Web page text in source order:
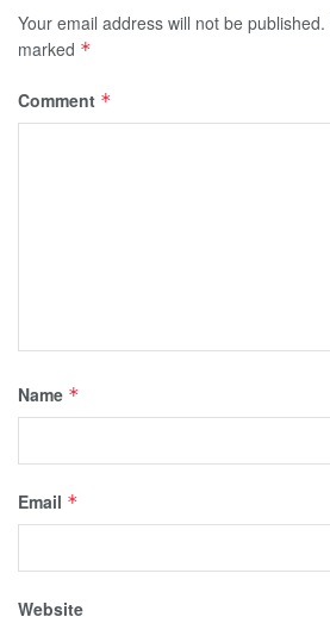
Your email address will not be published.
marked *
Comment *
Name *
Email *
Website